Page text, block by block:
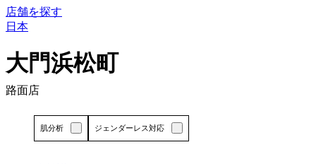
店舗を探す
日本
ン
テ
ン
大門浜松町
路面店
肌分析 ジェンダーレス対応